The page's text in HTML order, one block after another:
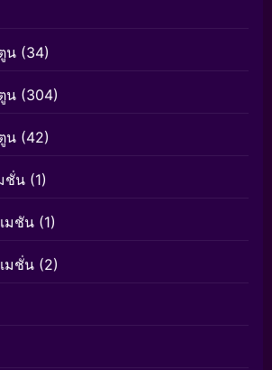
น (34)
น (304)
น (42)
ชั่น (1)
มชัน (1)
มชั่น (2)